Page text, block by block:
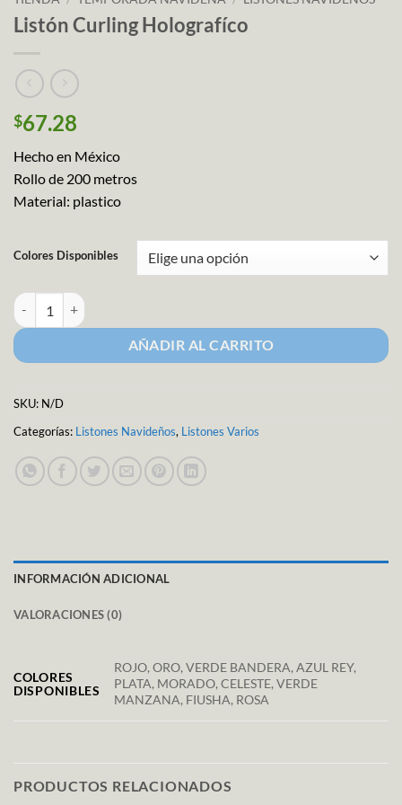
Listón Curling Holografíco
$67.28
Hecho en México
Rollo de 200 metros
Material: plastico
Colores Disponibles
Listón Curling Holografíco cantidad
AÑADIR AL CARRITO
SKU: N/D
Categorías: Listones Navideños, Listones Varios
INFORMACIÓN ADICIONAL
VALORACIONES (0)
COLORES
DISPONIBLES
ROJO, ORO, VERDE BANDERA, AZUL REY,
PLATA, MORADO, CELESTE, VERDE
MANZANA, FIUSHA, ROSA
PRODUCTOS RELACIONADOS